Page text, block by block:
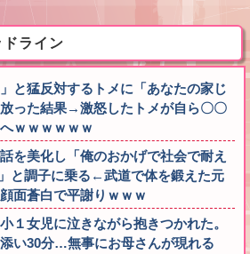
ライン
と猛反対するトメに「あなたの家じ
った結果→激怒したトメが自ら〇〇
ｗｗｗｗｗｗ
を美化し「俺のおかげで社会で耐え
と調子に乗る←武道で体を鍛えた元
面蒼白で平謝りｗｗｗ
１女児に泣きながら抱きつかれた。
い30分…無事にお母さんが現れる